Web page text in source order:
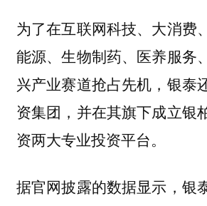
为了在互联网科技、大消费
能源、生物制药、医养服务
兴产业赛道抢占先机，银泰
资集团，并在其旗下成立银
资两大专业投资平台。
据官网披露的数据显示，银